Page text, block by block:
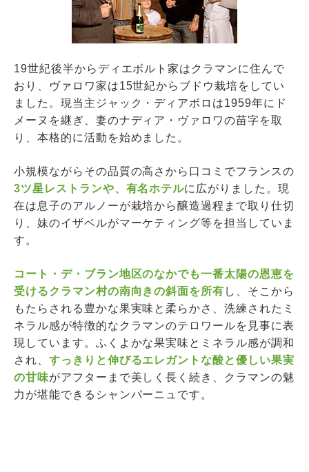
19世紀後半からディエボルト家はクラマンに住んで
おり、ヴァロワ家は15世紀からブドウ栽培をしてい
ました。現当主ジャック・ディアボロは1959年にド
メーヌを継ぎ、妻のナディア・ヴァロワの苗字を取
り、本格的に活動を始めました。
小規模ながらその品質の高さから口コミでフランスの
3ツ星レストランや、有名ホテルに広がりました。現
在は息子のアルノーが栽培から醸造過程まで取り仕切
り、妹のイザベルがマーケティング等を担当していま
す。
コート・デ・ブラン地区のなかでも一番太陽の恩恵を
受けるクラマン村の南向きの斜面を所有 し、そこから
もたらされる豊かな果実味と柔らかさ、洗練されたミ
ネラル感が特徴的なクラマンのテロワールを見事に表
現しています。ふくよかな果実味とミネラル感が調和
され、 すっきりと伸びるエレガントな酸と優しい果実
の甘味がアフターまで美しく長く続き、クラマンの魅
力が堪能できるシャンパーニュです。